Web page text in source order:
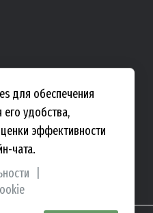
для обеспечения
удобства,
эффективности
чата.